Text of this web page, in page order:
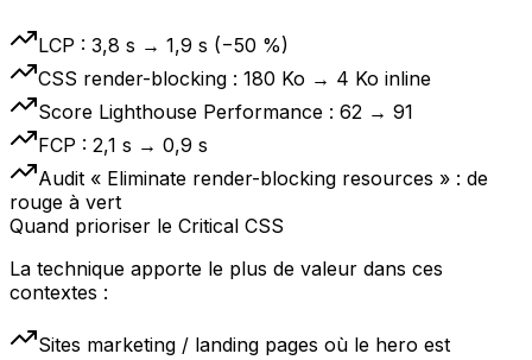
LCP : 3,8 s → 1,9 s (−50 %)
CSS render-blocking : 180 Ko → 4 Ko inline
Score Lighthouse Performance : 62 → 91
FCP : 2,1 s → 0,9 s
Audit « Eliminate render-blocking resources » : de
rouge à vert
Quand prioriser le Critical CSS
La technique apporte le plus de valeur dans ces
contextes :
Sites marketing / landing pages où le hero est